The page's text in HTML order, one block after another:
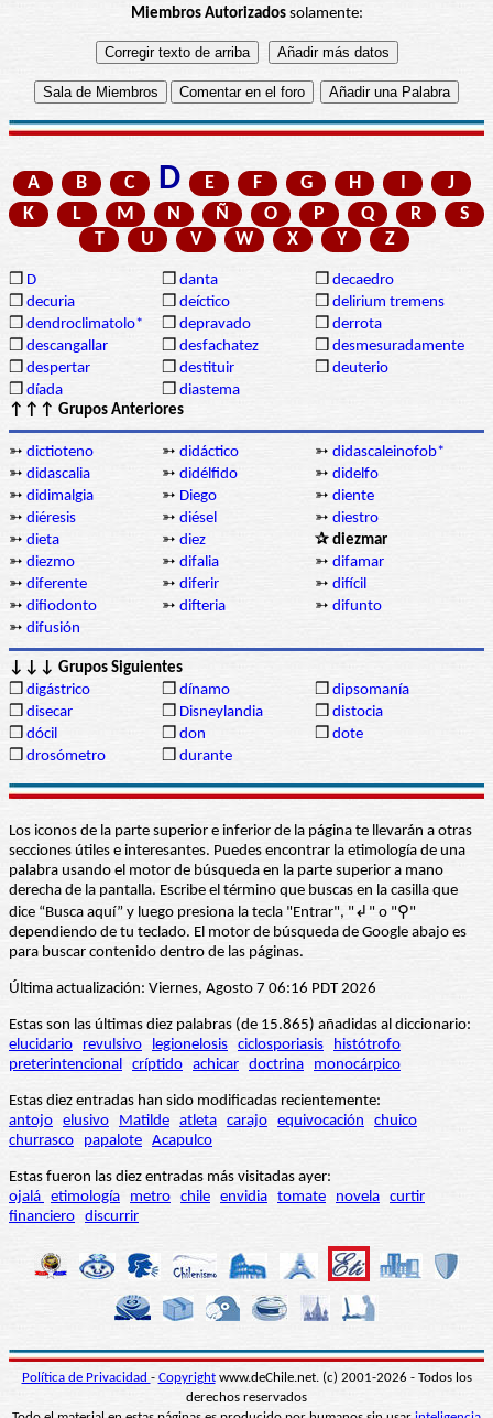
Miembros Autorizadossolamente:
A B C D E F G H I
J
K
L M N Ñ O P Q R
S
T
U V W X Y Z
❒ D ❒ danta ❒ decaedro
❒ decuria ❒ deíctico ❒ delirium tremens
❒ dendroclimatolo* ❒ depravado ❒ derrota
❒ descangallar ❒ desfachatez ❒ desmesuradamente
❒ despertar ❒ destituir ❒ deuterio
❒ díada ❒ diastema
↑↑↑ Grupos Anteriores
➳ dictioteno ➳ didáctico ➳ didascaleinofob*
➳ didascalia ➳ didélfido ➳ didelfo
➳ didimalgia ➳ Diego ➳ diente
➳ diéresis ➳ diésel ➳ diestro
➳ dieta ➳ diez
✰ diezmar
➳ diezmo ➳ difalia ➳ difamar
➳ diferente ➳ diferir ➳ difícil
➳ difiodonto ➳ difteria ➳ difunto
➳ difusión
↓↓↓ Grupos Siguientes
❒ digástrico ❒ dínamo ❒ dipsomanía
❒ disecar ❒ Disneylandia ❒ distocia
❒ dócil ❒ don ❒ dote
❒ drosómetro ❒ durante
Los iconos de la parte superior e inferior de la página te llevarán a otras
secciones útiles e interesantes. Puedes encontrar la etimología de una
palabra usando el motor de búsqueda en la parte superior a mano
derecha de la pantalla. Escribe el término que buscas en la casilla que
dice “Busca aquí” y luego presiona la tecla "Entrar", "↲" o "⚲"
dependiendo de tu teclado. El motor de búsqueda de Google abajo es
para buscar contenido dentro de las páginas.
Última actualización: Viernes, Agosto 7 06:16 PDT 2026
Estas son las últimas diez palabras (de 15.865) añadidas al diccionario:
elucidario
revulsivo legionelosis ciclosporiasis
histótrofo
preterintencional críptido achicar doctrina monocárpico
Estas diez entradas han sido modificadas recientemente:
antojo elusivo Matilde atleta carajo equivocación
chuico
churrasco
papalote Acapulco
Estas fueron las diez entradas más visitadas ayer:
ojalá etimología metro chile envidia tomate novela curtir
financiero discurrir
Política de Privacidad - Copyrightwww.deChile.net. (c) 2001-2026 - Todos los
derechos reservados